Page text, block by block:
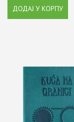
ДОДАЈ У КОРПУ